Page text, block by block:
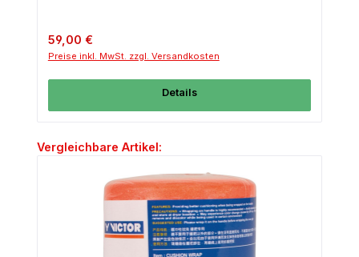
Regulärer Preis:
59,00 €
Preise inkl. MwSt. zzgl. Versandkosten
Details
Produktgalerie überspringen
Vergleichbare Artikel: